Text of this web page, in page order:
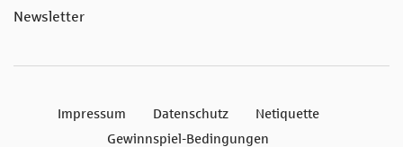
Newsletter
Impressum Datenschutz
Netiquette
Gewinnspiel-Bedingungen